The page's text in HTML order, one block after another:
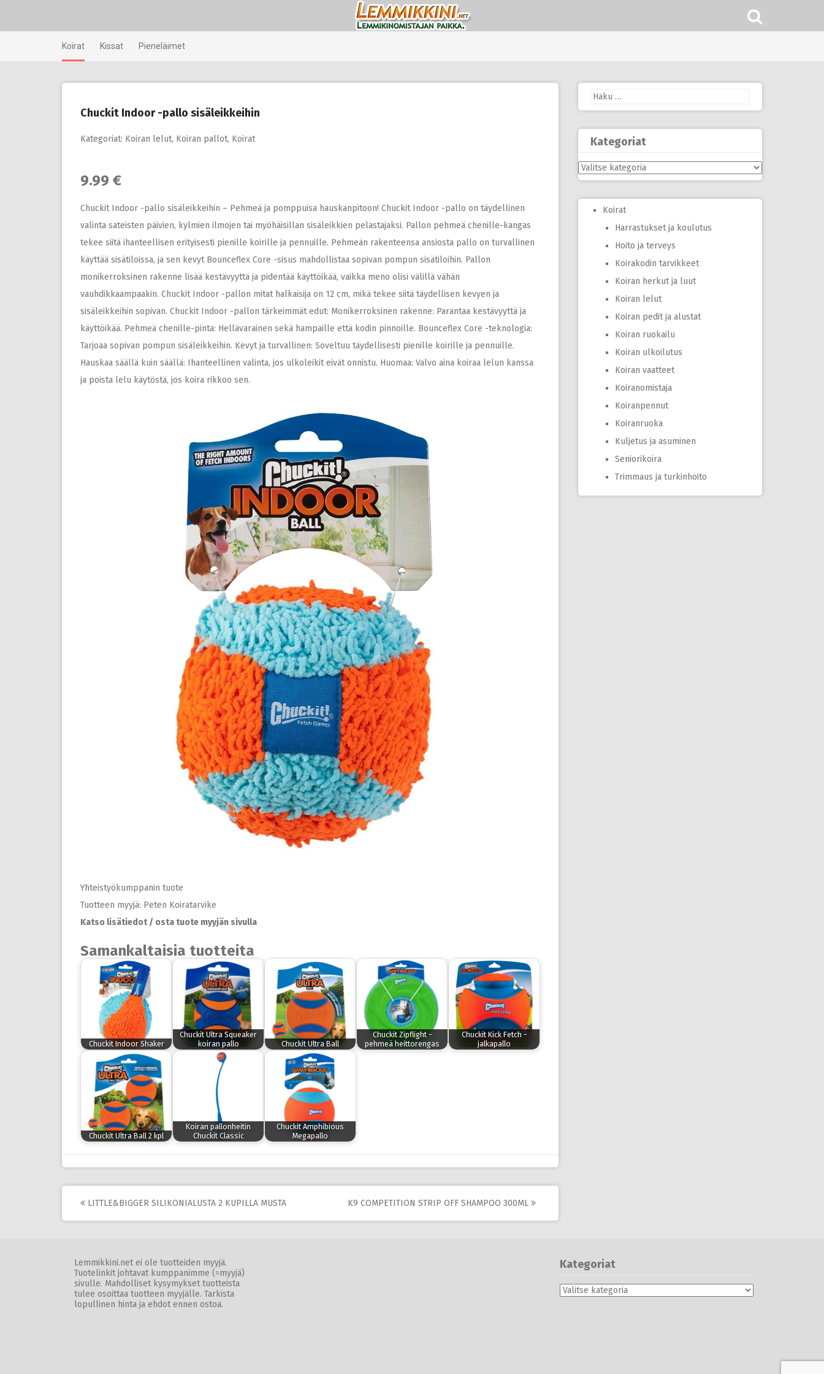
Koirat Kissat Pieneläimet
Chuckit Indoor -pallo sisäleikkeihin
Kategoriat: Koiran lelut, Koiran pallot, Koirat
9.99 €
Chuckit Indoor -pallo sisäleikkeihin – Pehmeä ja pomppuisa hauskanpitoon! Chuckit Indoor -pallo on täydellinen
valinta sateisten päivien, kylmien ilmojen tai myöhäisillan sisäleikkien pelastajaksi. Pallon pehmeä chenille-kangas
tekee siitä ihanteellisen erityisesti pienille koirille ja pennuille. Pehmeän rakenteensa ansiosta pallo on turvallinen
käyttää sisätiloissa, ja sen kevyt Bounceflex Core -sisus mahdollistaa sopivan pompun sisätiloihin. Pallon
monikerroksinen rakenne lisää kestävyyttä ja pidentää käyttöikää, vaikka meno olisi välillä vähän
vauhdikkaampaakin. Chuckit Indoor -pallon mitat halkaisija on 12 cm, mikä tekee siitä täydellisen kevyen ja
sisäleikkeihin sopivan. Chuckit Indoor -pallon tärkeimmät edut: Monikerroksinen rakenne: Parantaa kestävyyttä ja
käyttöikää. Pehmeä chenille-pinta: Hellävarainen sekä hampaille että kodin pinnoille. Bounceflex Core -teknologia:
Tarjoaa sopivan pompun sisäleikkeihin. Kevyt ja turvallinen: Soveltuu täydellisesti pienille koirille ja pennuille.
Hauskaa säällä kuin säällä: Ihanteellinen valinta, jos ulkoleikit eivät onnistu. Huomaa: Valvo aina koiraa lelun kanssa
ja poista lelu käytöstä, jos koira rikkoo sen.
Yhteistyökumppanin tuote
Tuotteen myyjä: Peten Koiratarvike
Katso lisätiedot / osta tuote myyjän sivulla
Samankaltaisia tuotteita
Chuckit Indoor Shaker
Chuckit Ultra Squeaker
koiran pallo
Chuckit Ultra Ball
Chuckit Zipflight -
pehmeä heittorengas
Chuckit Kick Fetch -
jalkapallo
Chuckit Ultra Ball 2 kpl
Koiran pallonheitin
Chuckit Classic
Chuckit Amphibious
Megapallo
Post
navigation
LITTLE&BIGGER SILIKONIALUSTA 2 KUPILLA MUSTA K9 COMPETITION STRIP OFF SHAMPOO 300ML
Haku:
Kategoriat
Kategoriat
Koirat
Harrastukset ja koulutus
Hoito ja terveys
Koirakodin tarvikkeet
Koiran herkut ja luut
Koiran lelut
Koiran pedit ja alustat
Koiran ruokailu
Koiran ulkoilutus
Koiran vaatteet
Koiranomistaja
Koiranpennut
Koiranruoka
Kuljetus ja asuminen
Seniorikoira
Trimmaus ja turkinhoito
Lemmikkini.net ei ole tuotteiden myyjä.
Tuotelinkit johtavat kumppanimme (=myyjä)
sivulle. Mahdolliset kysymykset tuotteista
tulee osoittaa tuotteen myyjälle. Tarkista
lopullinen hinta ja ehdot ennen ostoa.
Kategoriat
Kategoriat